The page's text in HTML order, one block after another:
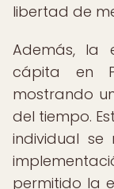
libertad de
Además, la
cápita en
mostrando
del tiempo.
individual se
permitido la